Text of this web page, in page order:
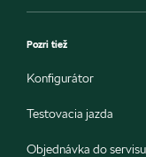
Pozri tiež
Konfigurátor
Testovacia jazda
Objednávka do servisu